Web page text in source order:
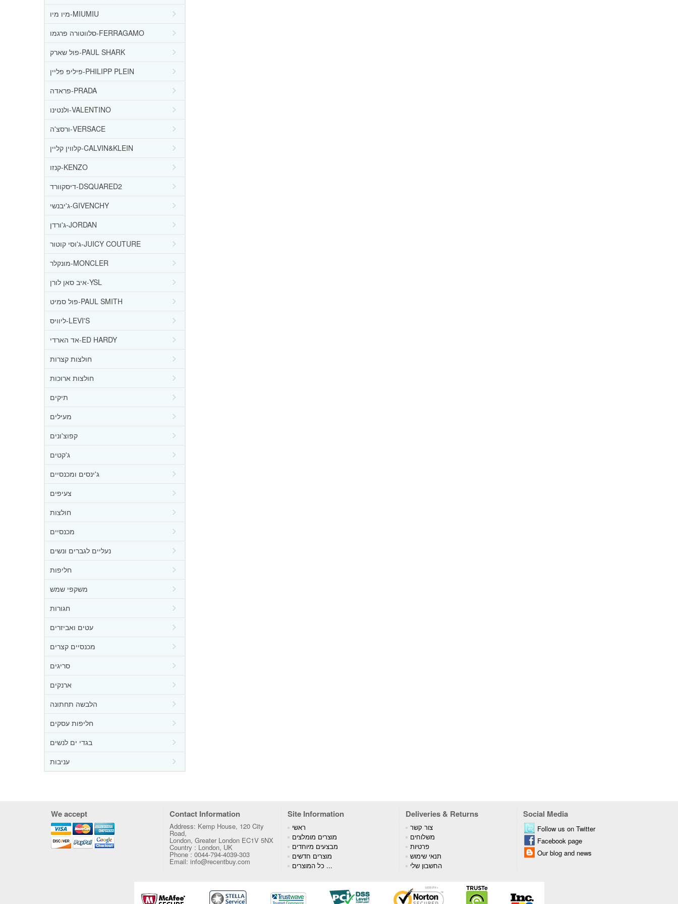
מיו מיו-MIUMIU
סלווטורה פרגמו-FERRAGAMO
פול שארק-PAUL SHARK
פיליפ פליין-PHILIPP PLEIN
פראדה-PRADA
ולנטינו-VALENTINO
ורסצ'ה-VERSACE
קלווין קליין-CALVIN&KLEIN
קנזו-KENZO
דיסקוורד-DSQUARED2
ג'יבנשי-GIVENCHY
ג'ורדן-JORDAN
ג'וסי קוטור-JUICY COUTURE
מונקלר-MONCLER
איב סאן לורן-YSL
פול סמיט-PAUL SMITH
ליוויס-LEVI'S
אד הארדי-ED HARDY
חולצות קצרות
חולצות ארוכות
תיקים
מעילים
קפוצ'ונים
ג'קטים
ג'ינסים ומכנסיים
צעיפים
חולצות
מכנסיים
נעליים לגברים ונשים
חליפות
משקפי שמש
חגורות
עטים ואביזרים
מכנסיים קצרים
סריגים
ארנקים
הלבשה תחתונה
חליפות עסקים
בגדי ים לנשים
עניבות
We accept Contact Information Site Information Deliveries & Returns Social Media
Address: Kemp House, 120 City
Road,
London, Greater London EC1V 5NX
Country : London, UK
Phone : 0044-794-4039-303
Email: info@recentbuy.com
ראשי
מוצרים מומלצים
מבצעים מיוחדים
מוצרים חדשים
כל המוצרים ...
צור קשר
משלוחים
פרטיות
תנאי שימוש
החשבון שלי
Follow us on Twitter
Facebook page
Our blog and news